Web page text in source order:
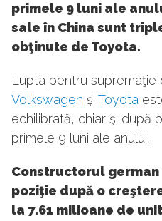
primele 9 luni ale
sale în China sunt
obţinute de Toyota.
Lupta pentru supremaţie
Volkswagen şi Toyota
echilibrată, chiar şi după
primele 9 luni ale anului.
Constructorul german
poziţie după o
la 7.61 milioane de